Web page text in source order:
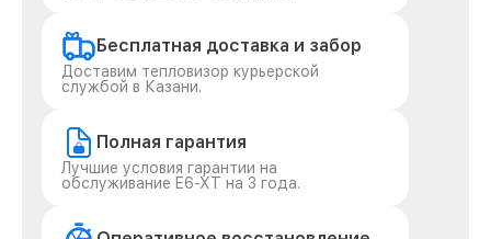
Бесплатная доставка и забор
Доставим тепловизор курьерской
службой в Казани.
Полная гарантия
Лучшие условия гарантии на
обслуживание E6-XT на 3 года.